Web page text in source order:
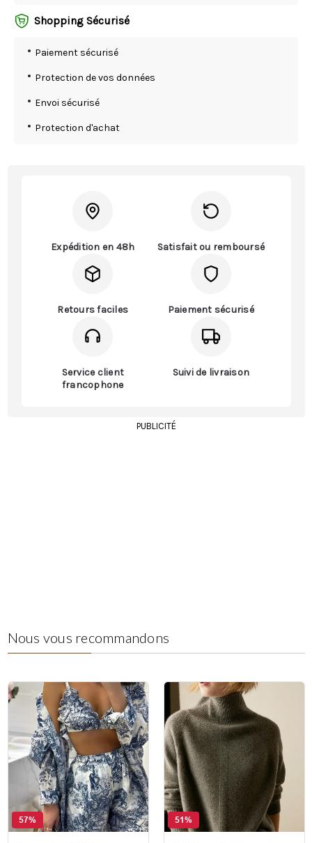
Shopping Sécurisé
Paiement sécurisé
Protection de vos données
Envoi sécurisé
Protection d'achat
Expédition en 48h Satisfait ou remboursé
Retours faciles Paiement sécurisé
Service client
francophone
Suivi de livraison
PUBLICITÉ
Nous vous recommandons
57% 51%